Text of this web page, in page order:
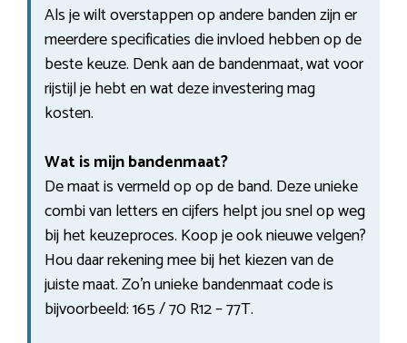
Als je wilt overstappen op andere banden zijn er
meerdere specificaties die invloed hebben op de
beste keuze. Denk aan de bandenmaat, wat voor
rijstijl je hebt en wat deze investering mag
kosten.
Wat is mijn bandenmaat?
De maat is vermeld op op de band. Deze unieke
combi van letters en cijfers helpt jou snel op weg
bij het keuzeproces. Koop je ook nieuwe velgen?
Hou daar rekening mee bij het kiezen van de
juiste maat. Zo’n unieke bandenmaat code is
bijvoorbeeld: 165 / 70 R12 – 77T.